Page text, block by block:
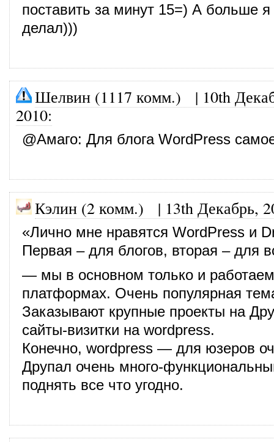
поставить за минут 15=) А больше я
делал)))
Шелвин (1117 комм.) | 10th
2010:
@Амаго: Для блога WordPress
Кэлин (2 комм.) | 13th Декабрь,
«Лично мне нравятся WordPress и
Первая – для блогов, вторая – для
— мы в основном только и
платформах. Очень популярная
Заказывают крупные проекты на
сайты-визитки на wordpress.
Конечно, wordpress — для юзеров
Друпал очень много-
поднять все что угодно.